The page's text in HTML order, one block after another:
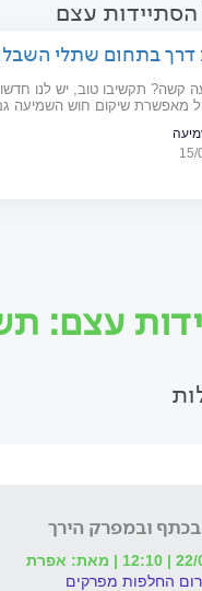
עצם
בתחום שתלי
קשה? תקשיבו טוב, יש לנו
שבלול מאפשרת שיקום חוש השמיעה
עצם:
ובמפרק הירך
אפרת
החלפות מפרקים